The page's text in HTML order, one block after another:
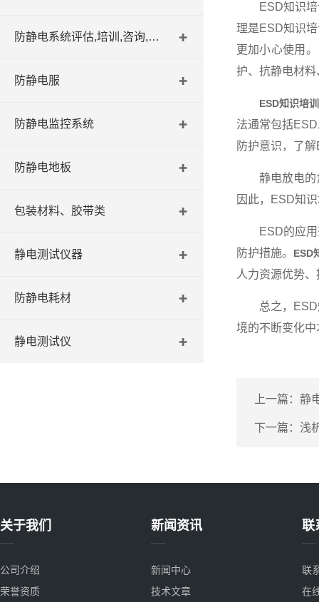
防静电系统评估,培训,咨询,认证
防静电服
防静电监控系统
防静电地板
包装材料、胶带类
静电测试仪器
防静电耗材
静电测试仪
ESD知识培训
理是ESD知识
更加小心使用
护、抗静电材
ESD知识培训
法通常包括
防护意识，了
静电放电的危
因此，ESD知
ESD的应用范
防护措施。
ESD
人力资源优势
总之，ESD知
境的不断变化
上一篇： 静
下一篇： 浅
关于我们
公司介绍
荣誉资质
新闻资讯
新闻中心
技术文章
联
联
在